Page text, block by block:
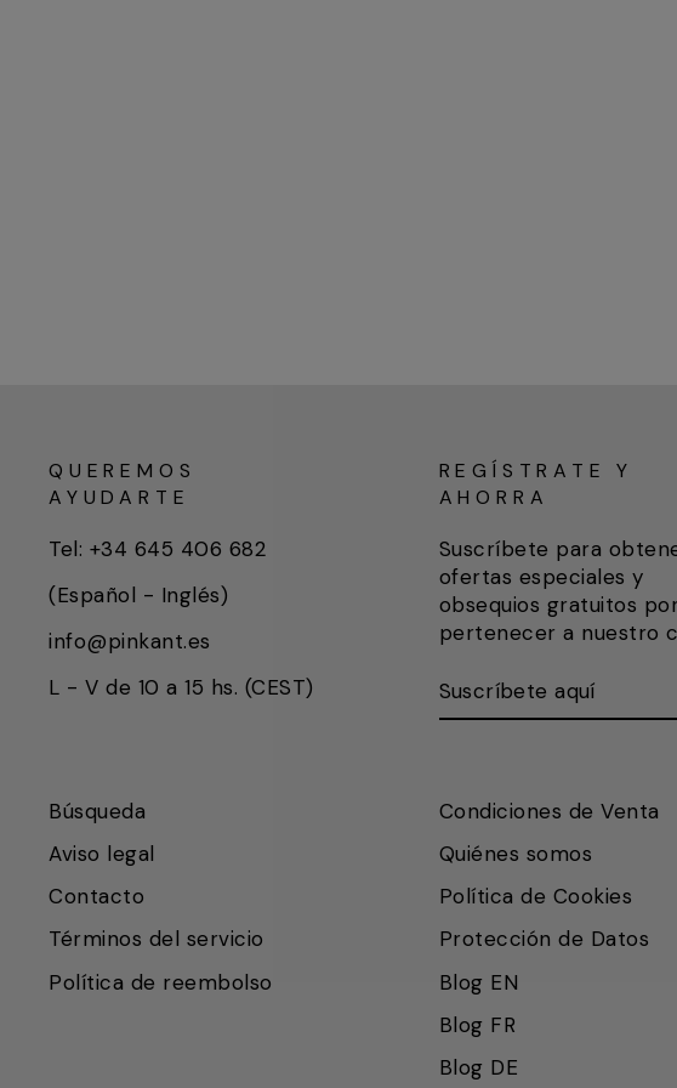
QUEREMOS
AYUDARTE
Tel: +34 645 406 682
(Español - Inglés)
info@pinkant.es
L - V de 10 a 15 hs. (CEST)
REGÍSTRATE Y
AHORRA
Suscríbete para
ofertas especiales y
obsequios gratuitos por
pertenecer a nuestro
AQUÍ
Búsqueda
Aviso legal
Contacto
Términos del servicio
Política de reembolso
Condiciones de Venta
Quiénes somos
Política de Cookies
Protección de Datos
Blog EN
Blog FR
Blog DE